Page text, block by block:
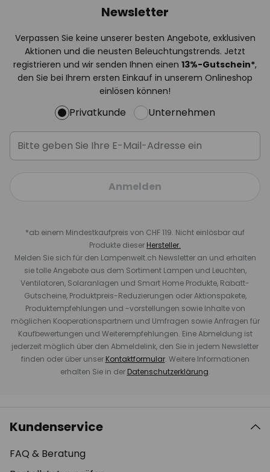
Newsletter
Verpassen Sie keine unserer besten Angebote, exklusiven
Aktionen und die neusten Beleuchtungstrends. Jetzt
registrieren und wir senden Ihnen einen 13%-Gutschein*,
den Sie bei Ihrem ersten Einkauf in unserem Onlineshop
einlösen können!
Privatkunde Unternehmen
Anmelden
*ab einem Mindestkaufpreis von CHF 119. Nicht einlösbar auf
Produkte dieser Hersteller.
Melden Sie sich für den Lampenwelt.ch Newsletter an und erhalten
sie tolle Angebote aus dem Sortiment Lampen und Leuchten,
Ventilatoren, Solaranlagen und Smart Home Produkte, Rabatt-
Gutscheine, Produktpreis-Reduzierungen oder Aktionspakete,
Produktempfehlungen und -vorstellungen sowie Inhalte von
möglichen Kooperationspartnern und Umfragen sowie Anfragen für
Kaufbewertungen und Weiterempfehlungen. Eine Abmeldung ist
jederzeit möglich über den Abmeldelink, den Sie in jedem Newsletter
finden oder über unser Kontaktformular. Weitere Informationen
erhalten Sie in der Datenschutzerklärung.
Kundenservice
FAQ & Beratung